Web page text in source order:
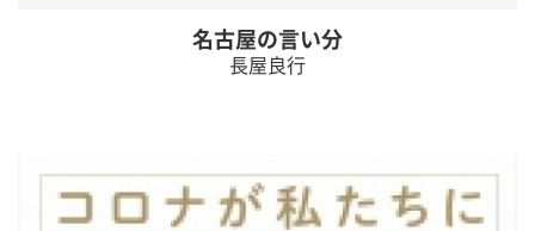
名古屋の言い分
長屋良行